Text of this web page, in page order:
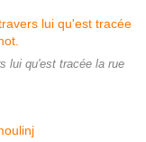
lui qu'est tracée la rue